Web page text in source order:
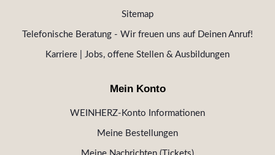
Sitemap
Telefonische Beratung - Wir freuen uns auf Deinen Anruf!
Karriere | Jobs, offene Stellen & Ausbildungen
Mein Konto
WEINHERZ-Konto Informationen
Meine Bestellungen